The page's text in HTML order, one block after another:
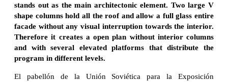
stands out as the main architectonic element. Two large V
shape columns hold all the roof and allow a full glass entire
facade without any visual interruption towards the interior.
Therefore it creates a open plan without interior columns
and with several elevated platforms that distribute the
program in different levels.
El pabellón de la Unión Soviética para la Exposición